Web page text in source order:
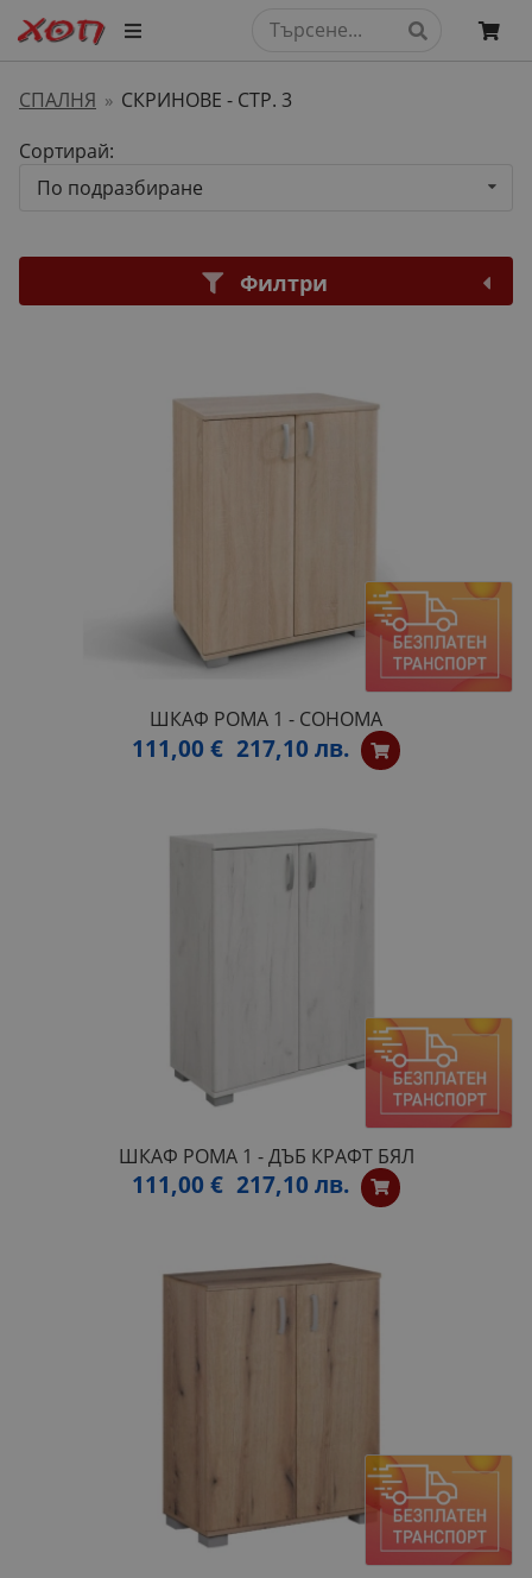
СПАЛНЯ » СКРИНОВЕ - СТР. 3
Сортирай:
По подразбиране
Филтри
ШКАФ РОМА 1 - СОНОМА
111,00 € 217,10 лв.
ШКАФ РОМА 1 - ДЪБ КРАФТ БЯЛ
111,00 € 217,10 лв.